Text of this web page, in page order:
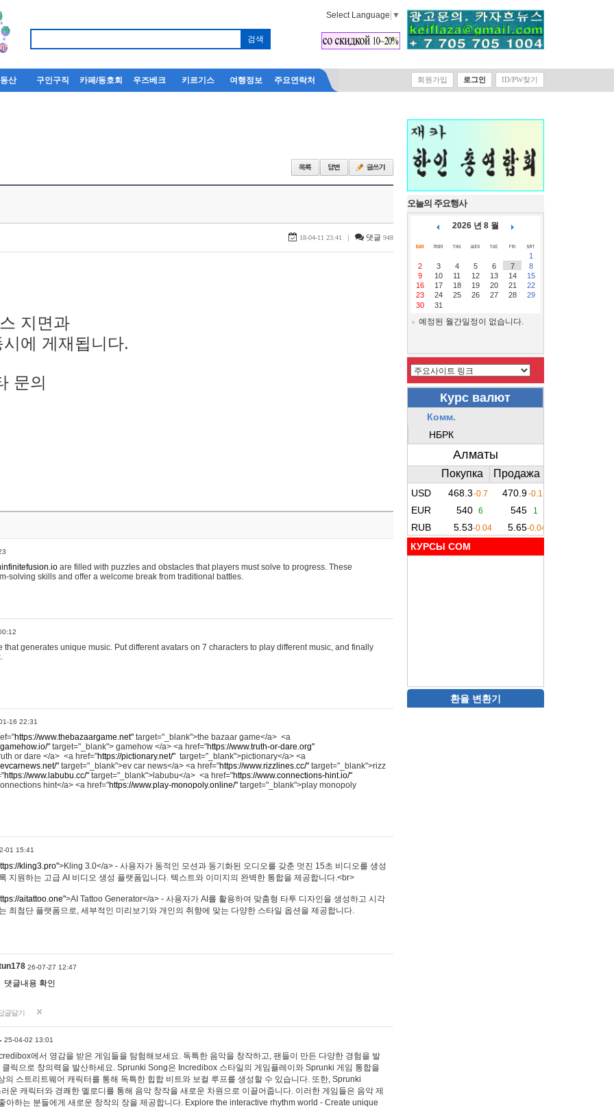
Select Language ▼
산 구인구직 카페/동호회 우즈베크 키르기스 여행정보 주요연락처 회원가입 로그인 ID/PW찾기
18-04-11 23:41 | 댓글 948
지면과
에 게재됩니다.
문의
are filled with puzzles and obstacles that players must solve to progress. These
solving skills and offer a welcome break from traditional battles.
that generates unique music. Put different avatars on 7 characters to play different music, and finally
16 22:31
https://www.thebazaargame.net" target="_blank">the bazaar game</a> <a
" target="_blank"> gamehow </a> <a href="https://www.truth-or-dare.org"
or dare </a> <a href="https://pictionary.net/" target="_blank">pictionary</a> <a
" target="_blank">ev car news</a> <a href="https://www.rizzlines.cc/" target="_blank">rizz
https://www.labubu.cc/" target="_blank">labubu</a> <a href="https://www.connections-hint.io/"
hint</a> <a href="https://www.play-monopoly.online/" target="_blank">play monopoly
01 15:41
kling3.pro">Kling 3.0</a> - 사용자가 동적인 모션과 동기화된 오디오를 갖춘 멋진 15초 비디오를 생성
지원하는 고급 AI 비디오 생성 플랫폼입니다. 텍스트와 이미지의 완벽한 통합을 제공합니다.<br>
aitattoo.one">AI Tattoo Generator</a> - 사용자가 AI를 활용하여 맞춤형 타투 디자인을 생성하고 시각
최첨단 플랫폼으로, 세부적인 미리보기와 개인의 취향에 맞는 다양한 스타일 옵션을 제공합니다.
26-07-27 12:47
댓글내용 확인
글달기
25-04-02 13:01
에서 영감을 받은 게임들을 탐험해보세요. 독특한 음악을 창작하고, 팬들이 만든 다양한 경험을 발
클릭으로 창의력을 발산하세요. Sprunki Song은 Incredibox 스타일의 게임플레이와 Sprunki 게임 통합을
의 스트리트웨어 캐릭터를 통해 독특한 힙합 비트와 보컬 루프를 생성할 수 있습니다. 또한, Sprunki
운 캐릭터와 경쾌한 멜로디를 통해 음악 창작을 새로운 차원으로 이끌어줍니다. 이러한 게임들은 음악 제
아하는 분들에게 새로운 창작의 장을 제공합니다. Explore the interactive rhythm world - Create unique
오늘의 주요행사
2026 년 8 월
1
2
3 4 5 6 7
8
9
10 11 12 13 14
15
16
17 18 19 20 21
22
23
24 25 26 27 28
29
30
31
예정된 월간일정이 없습니다.
КУРСЫ COM
환율 변환기